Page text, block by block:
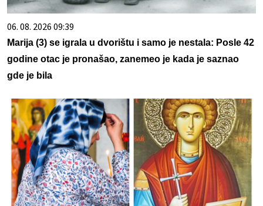
06. 08. 2026 09:39
Marija (3) se igrala u dvorištu i samo je nestala: Posle 42
godine otac je pronašao, zanemeo je kada je saznao
gde je bila